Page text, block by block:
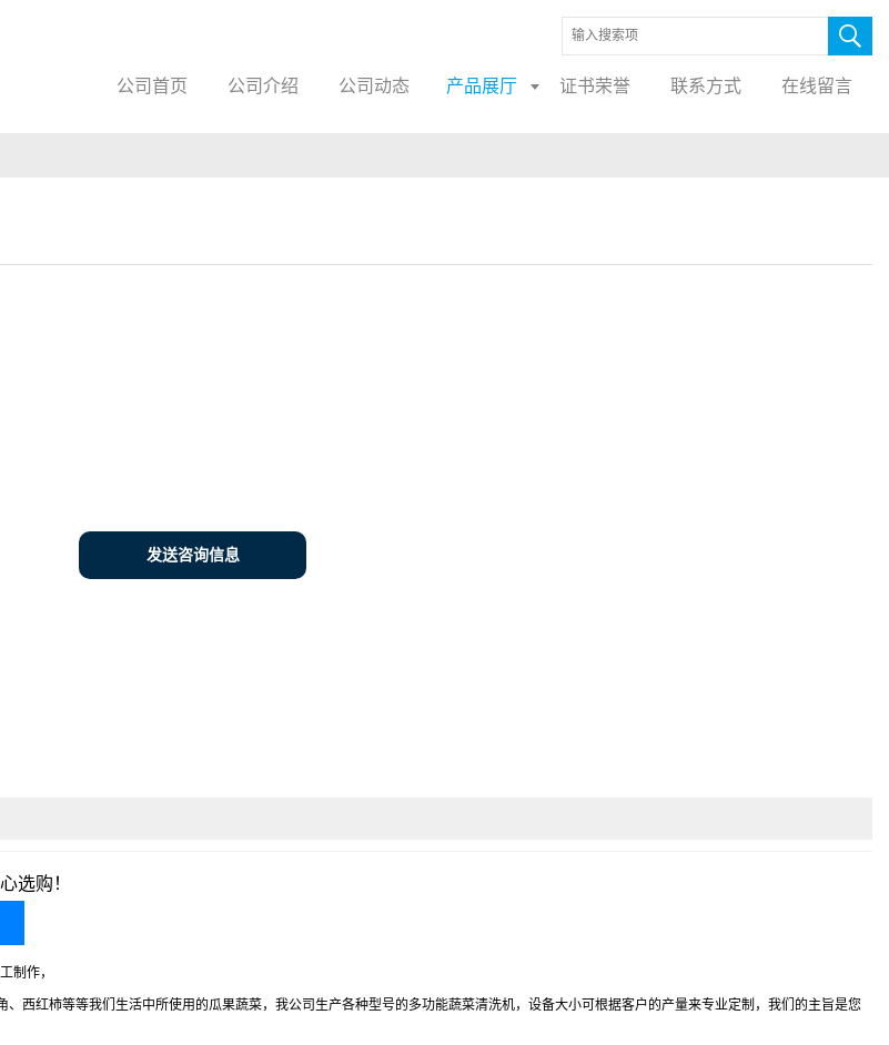
公司首页 公司介绍 公司动态 产品展厅 证书荣誉 联系方式 在线留言
发送咨询信息
选购！
制作，
西红柿等等我们生活中所使用的瓜果蔬菜，我公司生产各种型号的多功能蔬菜清洗机，设备大小可根据客户的产量来专业定制，我们的主旨是您